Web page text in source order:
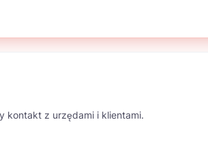
kontakt z urzędami i klientami.